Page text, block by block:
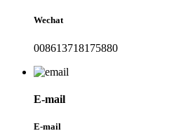
Wechat
008613718175880
E-mail
E-mail